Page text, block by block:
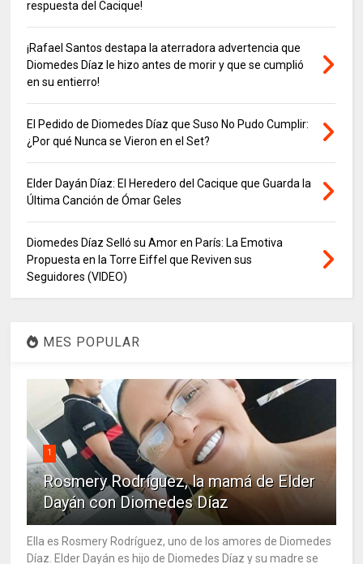
respuesta del Cacique!
¡Rafael Santos destapa la aterradora advertencia que
Diomedes Díaz le hizo antes de morir y que se cumplió
en su entierro!
El Pedido de Diomedes Díaz que Suso No Pudo Cumplir:
¿Por qué Nunca se Vieron en el Set?
Elder Dayán Díaz: El Heredero del Cacique que Guarda la
Última Canción de Ómar Geles
Diomedes Díaz Selló su Amor en París: La Emotiva
Propuesta en la Torre Eiffel que Reviven sus
Seguidores (VIDEO)
MES POPULAR
1
Rosmery Rodríguez, la mamá de Elder
Dayán con Diomedes Díaz
Ella es Rosmery Rodríguez, uno de los amores de Diomedes
Díaz. Elder Dayán es hijo de Diomedes Díaz y su madre se